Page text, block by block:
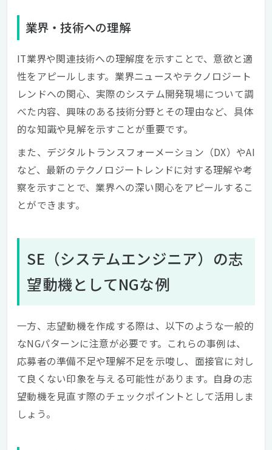
業界・技術への理解
IT業界や関連技術への理解度を示すことで、意欲と適
性をアピールします。業界ニュースやテクノロジート
レンドへの関心、実際のシステム開発現場について調
べた内容、興味のある技術分野とその理由など、具体
的な知識や見解を示すことが重要です。
また、デジタルトランスフォーメーション（DX）やAI
など、最新のテクノロジートレンドに対する理解や考
察を示すことで、業界への深い関心をアピールするこ
とができます。
SE（システムエンジニア）の志
望動機としてNGな例
一方、志望動機を作成する際は、以下のような一般的
なNGパターンに注意が必要です。これらの事例は、
応募者の準備不足や理解不足を示唆し、面接官に対し
て良くない印象を与える可能性があります。自身の志
望動機を見直す際のチェックポイントとして活用しま
しょう。